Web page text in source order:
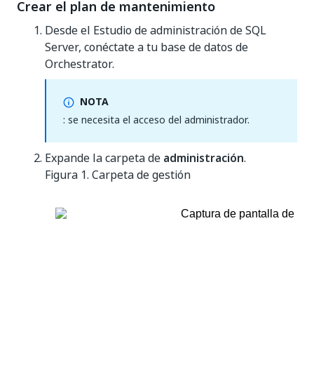
Crear el plan de mantenimiento
Desde el Estudio de administración de SQL
Server, conéctate a tu base de datos de
Orchestrator.
NOTA
: se necesita el acceso del administrador.
Expande la carpeta de administración.
Figura 1. Carpeta de gestión